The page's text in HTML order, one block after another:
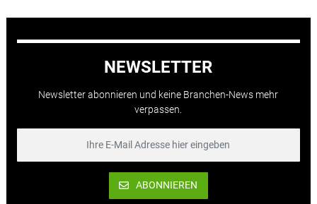
NEWSLETTER
Newsletter abonnieren und keine Branchen-News mehr
verpassen.
ABONNIEREN